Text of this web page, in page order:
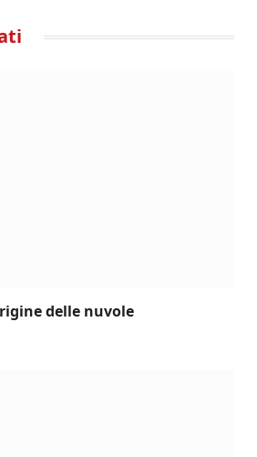
delle nuvole